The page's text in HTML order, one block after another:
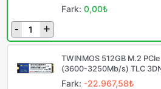
Fark:0,00₺
- +
TWINMOS 512GB M.2
(3600-3250Mb/s) TLC
Fark: -22.967,58₺